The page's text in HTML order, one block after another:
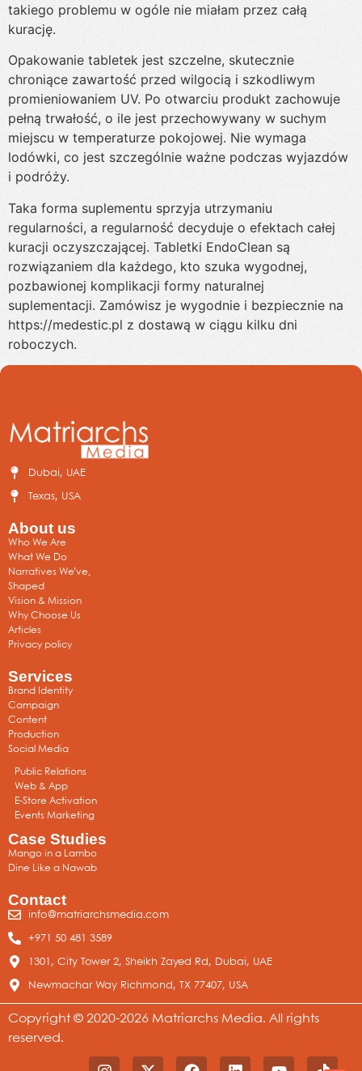
takiego problemu w ogóle nie miałam przez całą
kurację.
Opakowanie tabletek jest szczelne, skutecznie
chroniące zawartość przed wilgocią i szkodliwym
promieniowaniem UV. Po otwarciu produkt zachowuje
pełną trwałość, o ile jest przechowywany w suchym
miejscu w temperaturze pokojowej. Nie wymaga
lodówki, co jest szczególnie ważne podczas wyjazdów
i podróży.
Taka forma suplementu sprzyja utrzymaniu
regularności, a regularność decyduje o efektach całej
kuracji oczyszczającej. Tabletki EndoClean są
rozwiązaniem dla każdego, kto szuka wygodnej,
pozbawionej komplikacji formy naturalnej
suplementacji. Zamówisz je wygodnie i bezpiecznie na
https://medestic.pl z dostawą w ciągu kilku dni
roboczych.
Dubai, UAE
Texas, USA
About us
Who We Are
What We Do
Narratives We’ve,
Shaped
Vision & Mission
Why Choose Us
Articles
Privacy policy
Services
Brand Identity
Campaign
Content
Production
Social Media
Public Relations
Web & App
E-Store Activation
Events Marketing
Case Studies
Mango in a Lambo
Dine Like a Nawab
Contact
info@matriarchsmedia.com
+971 50 481 3589
1301, City Tower 2, Sheikh Zayed Rd, Dubai, UAE
Newmachar Way Richmond, TX 77407, USA
Copyright © 2020-2026 Matriarchs Media. All rights
reserved.